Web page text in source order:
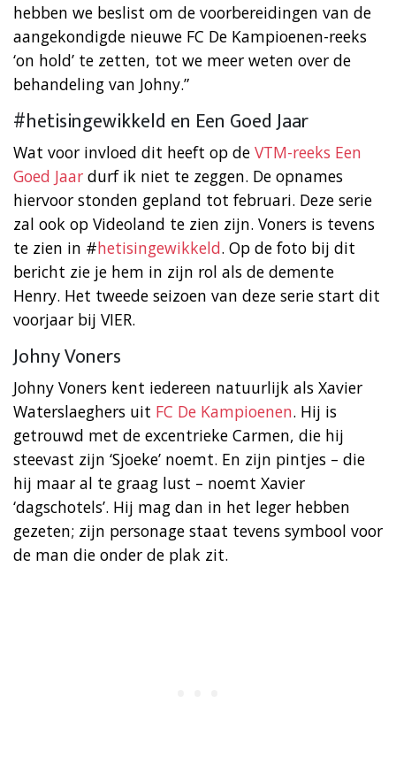
hebben we beslist om de voorbereidingen van de
aangekondigde nieuwe FC De Kampioenen-reeks
‘on hold’ te zetten, tot we meer weten over de
behandeling van Johny.”
#hetisingewikkeld en Een Goed Jaar
Wat voor invloed dit heeft op de VTM-reeks Een
Goed Jaar durf ik niet te zeggen. De opnames
hiervoor stonden gepland tot februari. Deze serie
zal ook op Videoland te zien zijn. Voners is tevens
te zien in #hetisingewikkeld. Op de foto bij dit
bericht zie je hem in zijn rol als de demente
Henry. Het tweede seizoen van deze serie start dit
voorjaar bij VIER.
Johny Voners
Johny Voners kent iedereen natuurlijk als Xavier
Waterslaeghers uit FC De Kampioenen. Hij is
getrouwd met de excentrieke Carmen, die hij
steevast zijn ‘Sjoeke’ noemt. En zijn pintjes – die
hij maar al te graag lust – noemt Xavier
‘dagschotels’. Hij mag dan in het leger hebben
gezeten; zijn personage staat tevens symbool voor
de man die onder de plak zit.